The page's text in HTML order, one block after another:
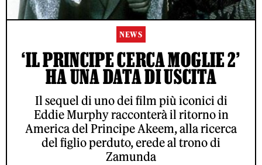
NEWS
‘IL PRINCIPE CERCA MOGLIE 2’
HA UNA DATA DI USCITA
Il sequel di uno dei film più iconici di
Eddie Murphy racconterà il ritorno in
America del Principe Akeem, alla ricerca
del figlio perduto, erede al trono di
Zamunda